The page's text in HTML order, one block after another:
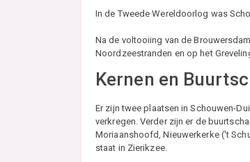
In de Tweede Wereldoorlog was
Na de voltooiing van de
Noordzeestranden en op het
Kernen en
Er zijn twee plaatsen in Schouwen-
verkregen. Verder zijn er de
Moriaanshoofd, Nieuwerkerke ('t
staat in Zierikzee.